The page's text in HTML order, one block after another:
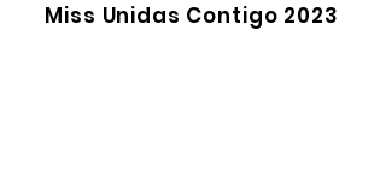
Miss Unidas Contigo 2023